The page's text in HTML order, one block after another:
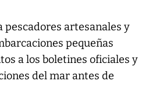
pescadores artesanales y
pequeñas
a los boletines oficiales y
del mar antes de